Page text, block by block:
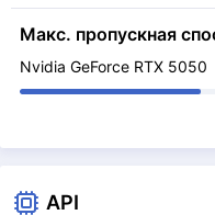
Макс. пропускная
Nvidia GeForce RTX 5050
API